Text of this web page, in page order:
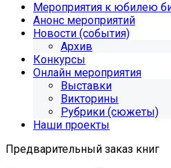
Мероприятия к юбилею
Анонс мероприятий
Новости (события)
Архив
Конкурсы
Онлайн мероприятия
Выставки
Викторины
Рубрики (сюжеты)
Наши проекты
Предварительный заказ книг